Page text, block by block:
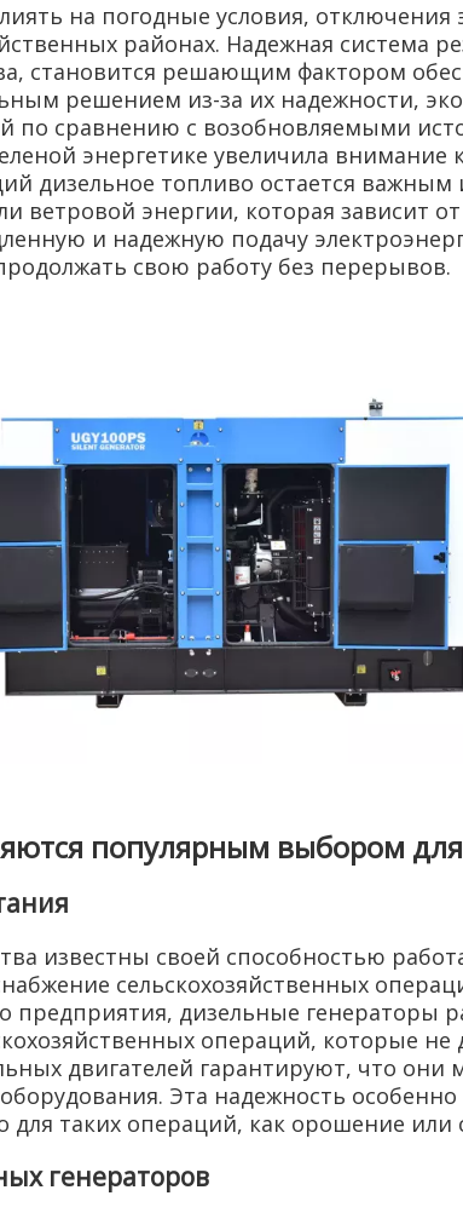
на погодные условия, отключения
районах. Надежная система
становится решающим фактором
решением из-за их надежности,
по сравнению с возобновляемыми
энергетике увеличила
дизельное топливо остается
ветровой энергии, которая зависит
и надежную подачу
свою работу без перерывов.
популярным выбором для
известны своей способностью
сельскохозяйственных
дизельные генераторы
операций, которые
двигателей гарантируют, что они
Эта надежность
таких операций, как орошение или
генераторов